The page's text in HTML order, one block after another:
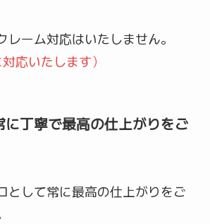
レーム対応はいたしません。
応いたします）
丁寧で最高の仕上がりをご
として常に最高の仕上がりをご